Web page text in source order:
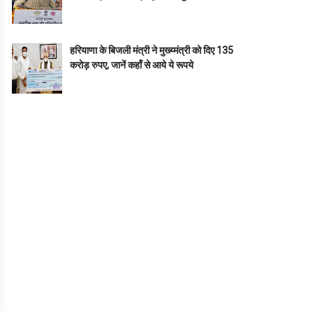
हरियाणा के बिजली मंत्री ने मुख्य्मंत्री को दिए 135
करोड़ रुपए, जानें कहाँ से आये ये रूपये